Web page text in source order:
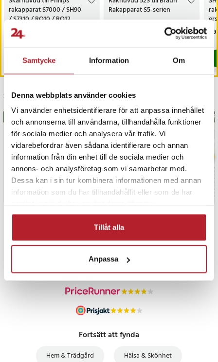
Samtycke Information Om
Denna webbplats använder cookies
Vi använder enhetsidentifierare för att anpassa innehållet
och annonserna till användarna, tillhandahålla funktioner
för sociala medier och analysera vår trafik. Vi
vidarebefordrar även sådana identifierare och annan
information från din enhet till de sociala medier och
annons- och analysföretag som vi samarbetar med.
Dessa kan i sin tur kombinera informationen med annan
information som du har tillhandahållit eller som de har
Tillåt alla
Anpassa
rakapparat S7000 / SH90
/ S7310 / RQ10 / RQ12
Nuvarande pris
269 kr
269 kr
I lager, levereras inom 1-2 vardagar
Köp
Rakapparat S5-serien
Kommer i lager 2026-08-21
Senast besökta
PRISGARANTI
Fortsätt att fynda
Hem & Trädgård Hälsa & Skönhet